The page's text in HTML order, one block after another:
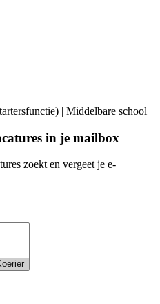
| Middelbare school
in je mailbox
zoekt en vergeet je e-